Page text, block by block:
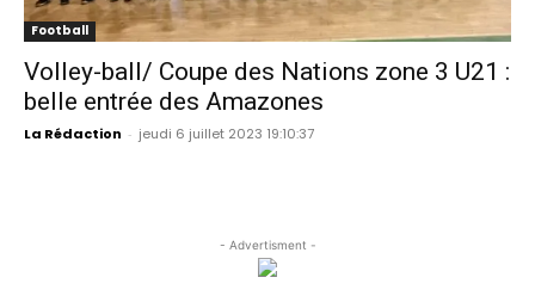
Football
Volley-ball/ Coupe des Nations zone 3 U21 :
belle entrée des Amazones
La Rédaction - jeudi 6 juillet 2023 19:10:37
- Advertisment -